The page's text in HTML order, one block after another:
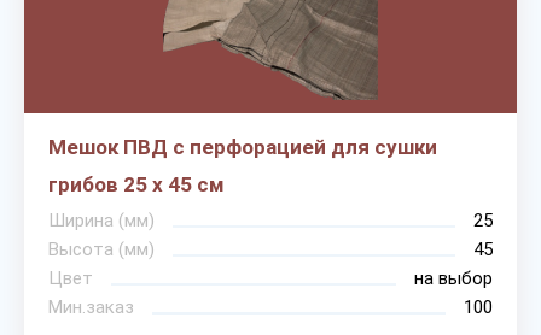
Мешок ПВД с перфорацией для сушки
грибов 25 х 45 см
Ширина (мм)
25
Высота (мм)
45
Цвет
на выбор
Мин.заказ
100